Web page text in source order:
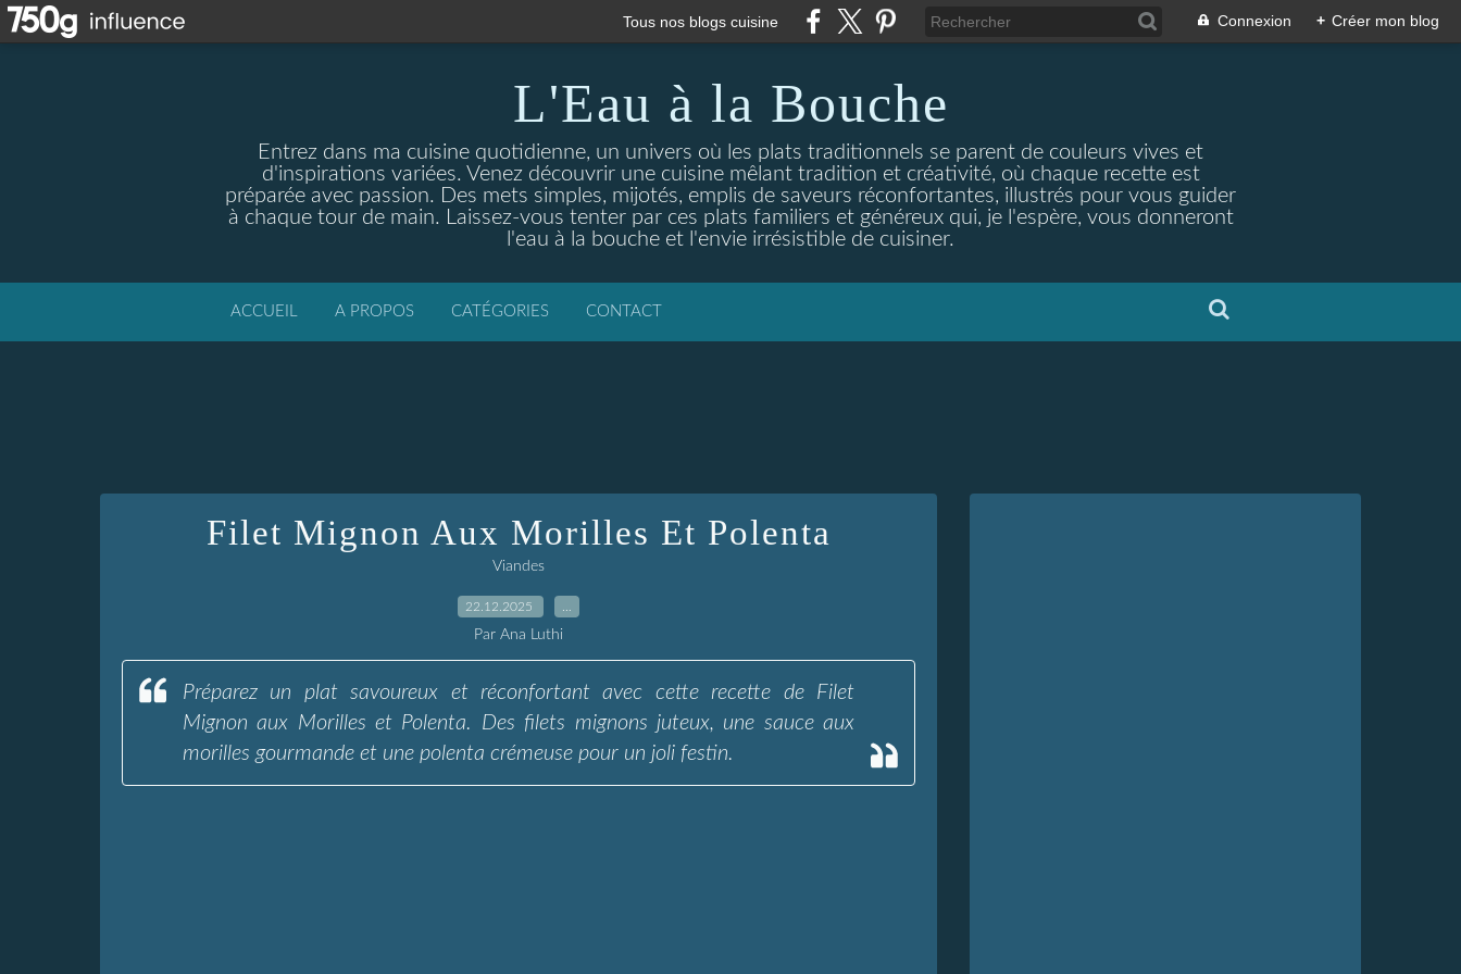
Tous nos blogs cuisine Connexion + Créer mon blog
L'Eau à la Bouche
Entrez dans ma cuisine quotidienne, un univers où les plats traditionnels se parent de couleurs vives et
d'inspirations variées. Venez découvrir une cuisine mêlant tradition et créativité, où chaque recette est
préparée avec passion. Des mets simples, mijotés, emplis de saveurs réconfortantes, illustrés pour vous guider
à chaque tour de main. Laissez-vous tenter par ces plats familiers et généreux qui, je l'espère, vous donneront
l'eau à la bouche et l'envie irrésistible de cuisiner.
ACCUEIL A PROPOS CATÉGORIES CONTACT
Filet Mignon Aux Morilles Et Polenta
Viandes
22.12.2025
Par Ana Luthi
Préparez un plat savoureux et réconfortant avec cette recette de Filet
Mignon aux Morilles et Polenta. Des filets mignons juteux, une sauce aux
morilles gourmande et une polenta crémeuse pour un joli festin.